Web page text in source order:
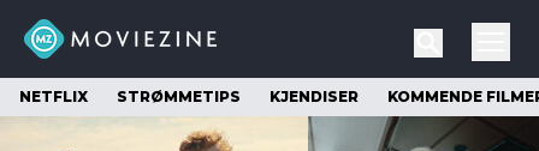
NETFLIX STRØMMETIPS KJENDISER KOMMENDE